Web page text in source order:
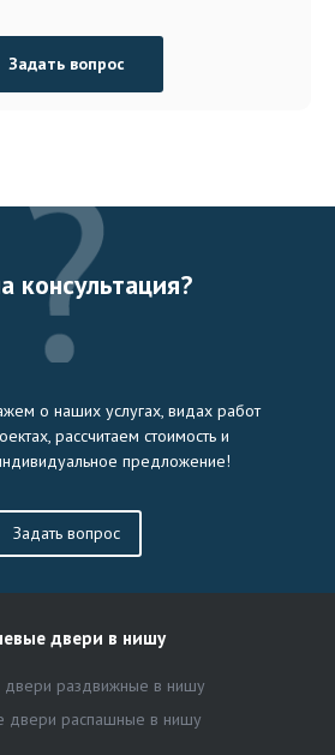
Задать вопрос
консультация?
о наших услугах, видах работ
рассчитаем стоимость и
предложение!
Задать вопрос
двери в нишу
раздвижные в нишу
распашные в нишу